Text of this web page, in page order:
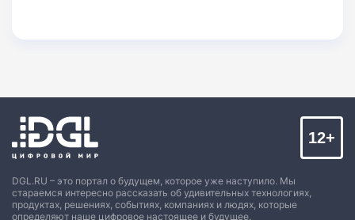
DGL.RU – это портал о будущем, которое уже наступило. Мы
стараемся интересно рассказать об удивительных технологиях,
продуктах, решениях, событиях, компаниях и людях, которые
определяют наше цифровое настоящее и будущее.
12+